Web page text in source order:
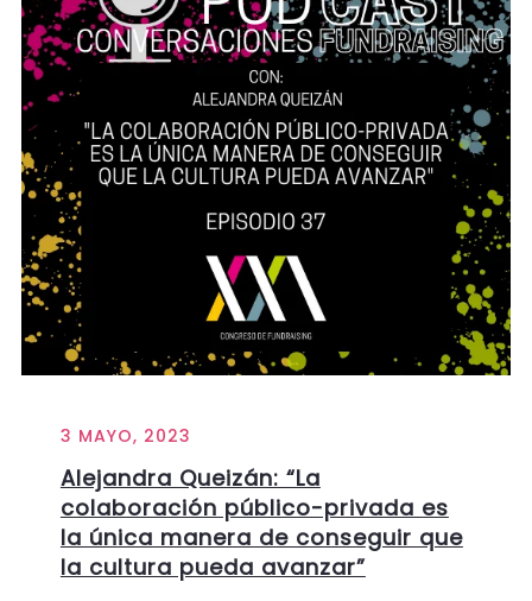
3 MAYO, 2023
Alejandra Queizán: “La
colaboración público-privada es
la única manera de conseguir que
la cultura pueda avanzar”